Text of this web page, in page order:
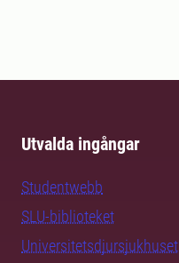
Utvalda ingångar
Studentwebb
SLU-biblioteket
Universitetsdjursjukhuset